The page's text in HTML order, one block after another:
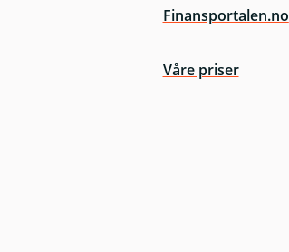
Finansportalen.no
Våre priser